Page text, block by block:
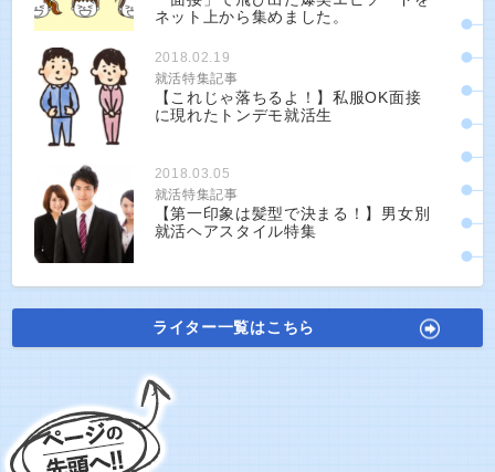
ネット上から集めました。
2018.02.19
就活特集記事
【これじゃ落ちるよ！】私服OK面接
に現れたトンデモ就活生
2018.03.05
就活特集記事
【第一印象は髪型で決まる！】男女別
就活ヘアスタイル特集
ライター一覧はこちら